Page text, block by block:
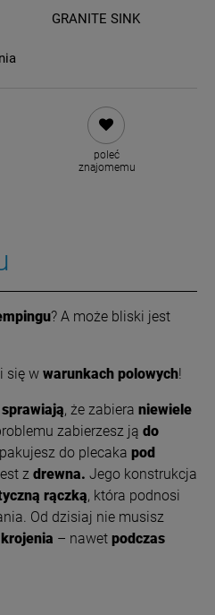
GRANITE SINK
poleć
znajomemu
? A może bliski jest
się w warunkach polowych!
, że zabiera niewiele
zabierzesz ją do
do plecaka pod
z drewna. Jego konstrukcja
rączką, która podnosi
Od dzisiaj nie musisz
– nawet podczas